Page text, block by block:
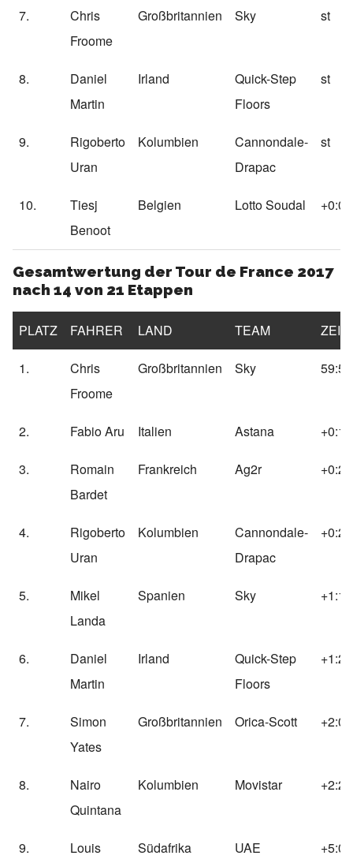
7.
Chris
Froome
Großbritannien Sky st
8.
Daniel
Martin
Irland
Quick-Step
Floors
st
9.
Rigoberto
Uran
Kolumbien
Cannondale-
Drapac
st
10.
Tiesj
Benoot
Belgien Lotto Soudal +0:05
Gesamtwertung der Tour de France 2017
nach 14 von 21 Etappen
PLATZ FAHRER LAND TEAM ZEIT
1.
Chris
Froome
Großbritannien Sky
2. Fabio Aru Italien Astana +0:19
3.
Romain
Bardet
Frankreich Ag2r +0:23
4.
Rigoberto
Uran
Kolumbien
Cannondale-
Drapac
+0:29
5.
Mikel
Landa
Spanien Sky +1:17
6.
Daniel
Martin
Irland
Quick-Step
Floors
+1:26
7.
Simon
Yates
Großbritannien Orica-Scott +2:02
8.
Nairo
Quintana
Kolumbien Movistar +2:22
9.
Louis
Südafrika UAE +5:09